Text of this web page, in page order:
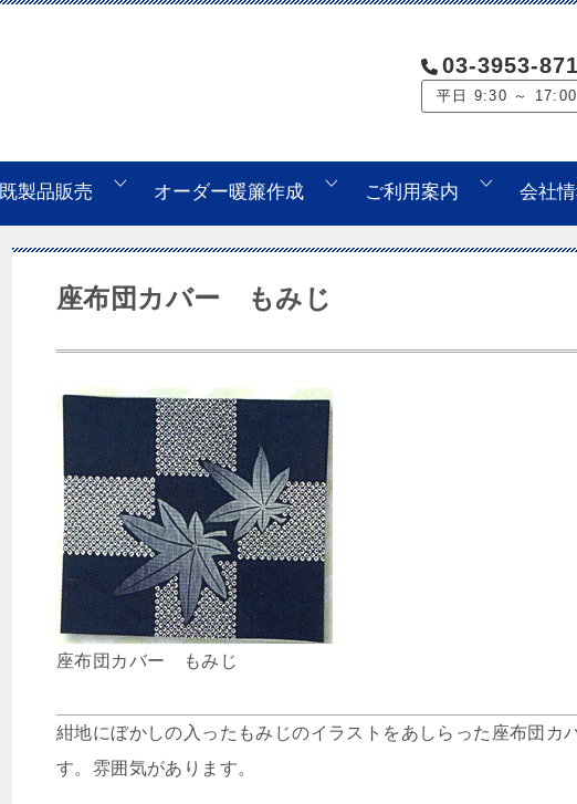
03-3953-
平日 9:30 ～ 17:00
既製品販売 オーダー暖簾作成 ご利用案内 会社
座布団カバー もみじ
座布団カバー もみじ
紺地にぼかしの入ったもみじのイラストをあしらった座布団カ
す。雰囲気があります。